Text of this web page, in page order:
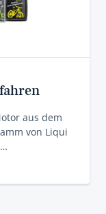
aus dem
von Liqui